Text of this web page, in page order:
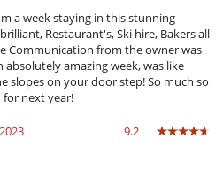
a week staying in this stunning
Restaurant's, Ski hire, Bakers all
Communication from the owner was
absolutely amazing week, was like
slopes on your door step! So much so
for next year!
9.2